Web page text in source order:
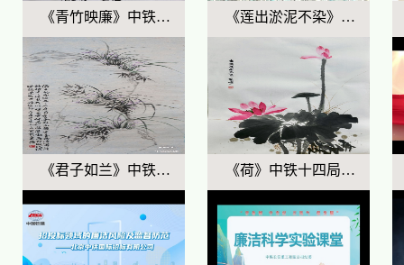
《青竹映廉》中铁二十一局 《莲出淤泥不染》中铁物资工业公司
《君子如兰》中铁十一局一公司 《荷》中铁十四局建筑公司